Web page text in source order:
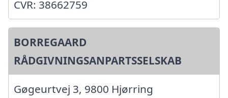
CVR: 38662759
BORREGAARD
RÅDGIVNINGSANPARTSSELSKAB
Gøgeurtvej 3, 9800 Hjørring